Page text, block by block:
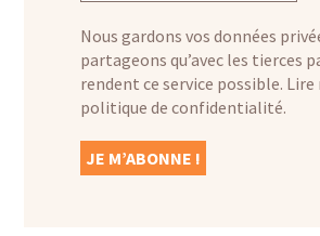
Nous gardons vos données
partageons qu’avec les tierces
rendent ce service possible. Lire
politique de confidentialité.